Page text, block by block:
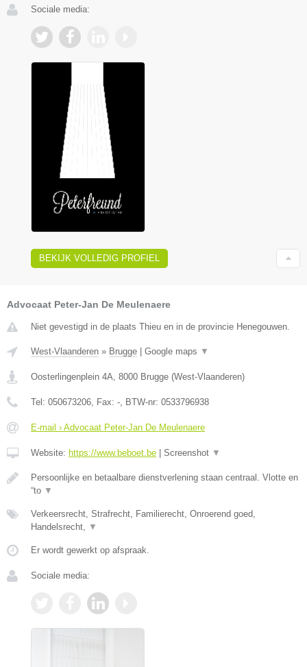
Sociale media:
BEKIJK VOLLEDIG PROFIEL
Advocaat Peter-Jan De Meulenaere
Niet gevestigd in de plaats Thieu en in de provincie Henegouwen.
West-Vlaanderen » Brugge Google maps ▼
Oosterlingenplein 4A 8000 Brugge (West-Vlaanderen)
Tel: 050673206 , Fax: - , BTW-nr: 0533796938
E-mail › Advocaat Peter-Jan De Meulenaere
Website: https://www.beboet.be Screenshot ▼
Persoonlijke en betaalbare dienstverlening staan centraal. Vlotte en
“to ▼
Verkeersrecht, Strafrecht, Familierecht, Onroerend goed,
Handelsrecht,
▼
Er wordt gewerkt op afspraak.
Sociale media: